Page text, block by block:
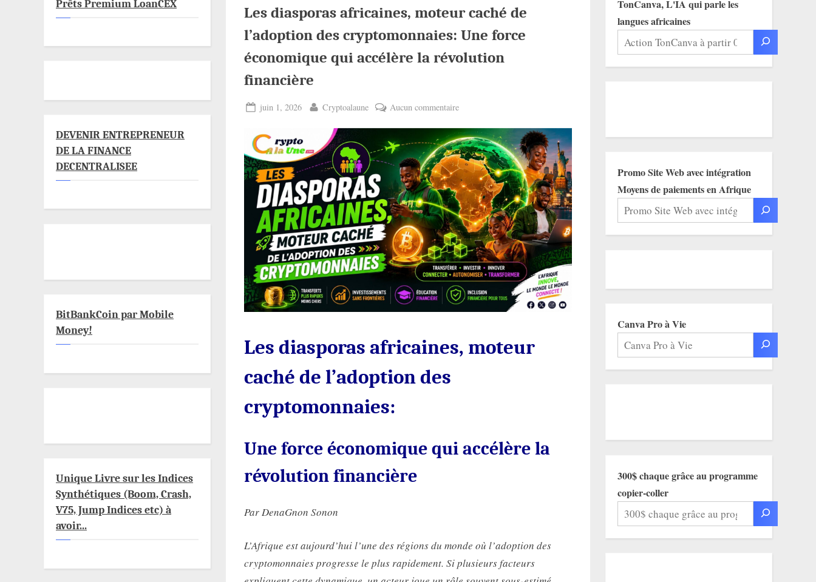
Les diasporas africaines, moteur caché de
l’adoption des cryptomonnaies: Une force
économique qui accélère la révolution
financière
Posted
juin 1, 2026 By
Cryptoalaune Aucun commentairesur
diasporas
africaines,
moteur
caché
de
l’adoption
des
cryptomonnaies:
Une
force
économique
qui
révolution
Les diasporas africaines, moteur
caché de l’adoption des
cryptomonnaies:
Une force économique qui accélère la
révolution financière
Par DenaGnon Sonon
L’Afrique est aujourd’hui l’une des régions du monde où l’adoption des
cryptomonnaies progresse le plus rapidement. Si plusieurs facteurs
Prêts Premium LoanCEX
DEVENIR ENTREPRENEUR
DE LA FINANCE
DECENTRALISEE
BitBankCoin par Mobile
Money!
Unique Livre sur les Indices
Synthétiques (Boom, Crash,
V75, Jump Indices etc) à
avoir...
TonCanva, L'IA qui parle les
langues africaines
Promo Site Web avec intégration
Moyens de paiements en Afrique
Canva Pro à Vie
300$ chaque grâce au programme
copier-coller